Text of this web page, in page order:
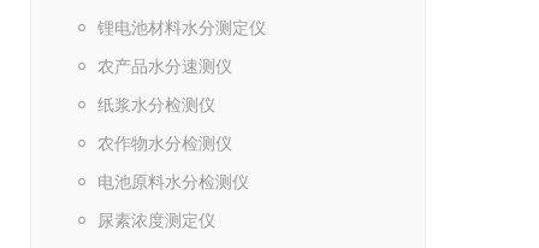
锂电池材料水分测定仪
农产品水分速测仪
纸浆水分检测仪
农作物水分检测仪
电池原料水分检测仪
尿素浓度测定仪